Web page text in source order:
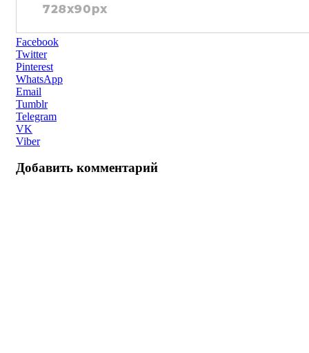
Facebook
Twitter
Pinterest
WhatsApp
Email
Tumblr
Telegram
VK
Viber
Добавить комментарий